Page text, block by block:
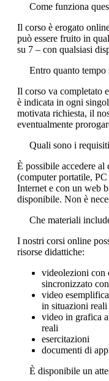
Come funziona
Il corso è erogato
può essere fruito in
su 7 – con qualsiasi
Entro quanto tempo
Il corso va completato
è indicata in ogni
motivata richiesta, il
eventualmente
Quali sono i
È possibile accedere
(computer portatile,
Internet e con un web
disponibile. Non è
Che materiali
I nostri corsi online
risorse didattiche:
videolezioni con
sincronizzato
video
in situazioni reali
video in grafica
reali
esercitazioni
documenti di
È disponibile un